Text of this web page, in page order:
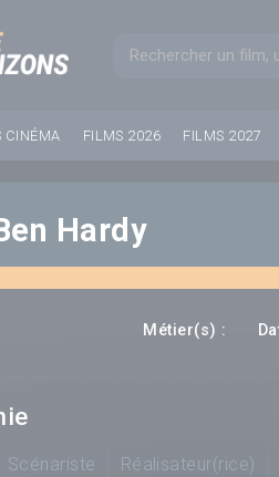
CINÉMA FILMS 2026 FILMS 2027
Hardy
Métier(s) :
Scénariste Réalisateur(rice)